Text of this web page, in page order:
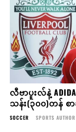
လီဗာပူးလ်နဲ့
သန်း(၃၀၀)တန် စ
SOCCER SPORTS AUTHOR